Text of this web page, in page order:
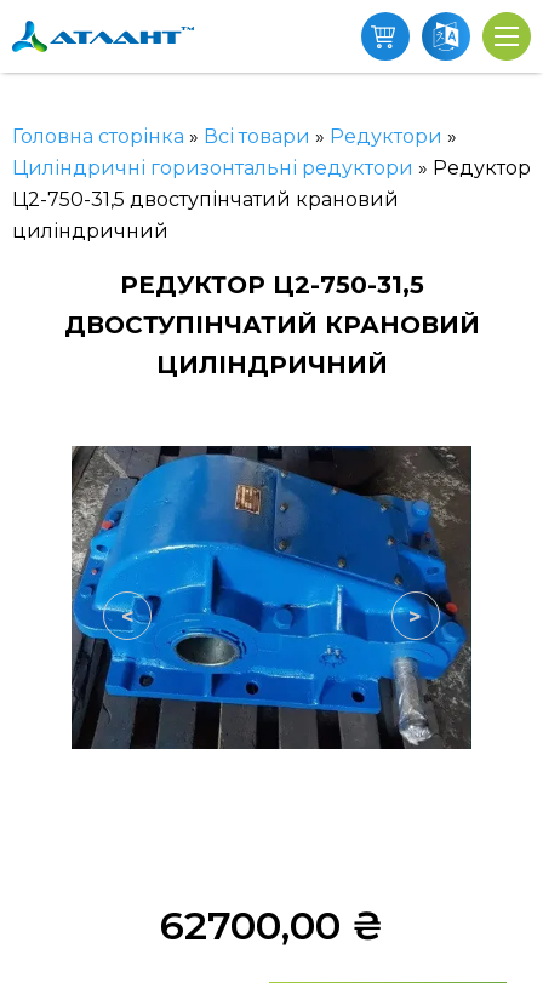
Головна сторінка » Всі товари » Редуктори »
Циліндричні горизонтальні редуктори » Редуктор
Ц2-750-31,5 двоступінчатий крановий
циліндричний
РЕДУКТОР Ц2-750-31,5
ДВОСТУПІНЧАТИЙ КРАНОВИЙ
ЦИЛІНДРИЧНИЙ
< >
62700,00 ₴